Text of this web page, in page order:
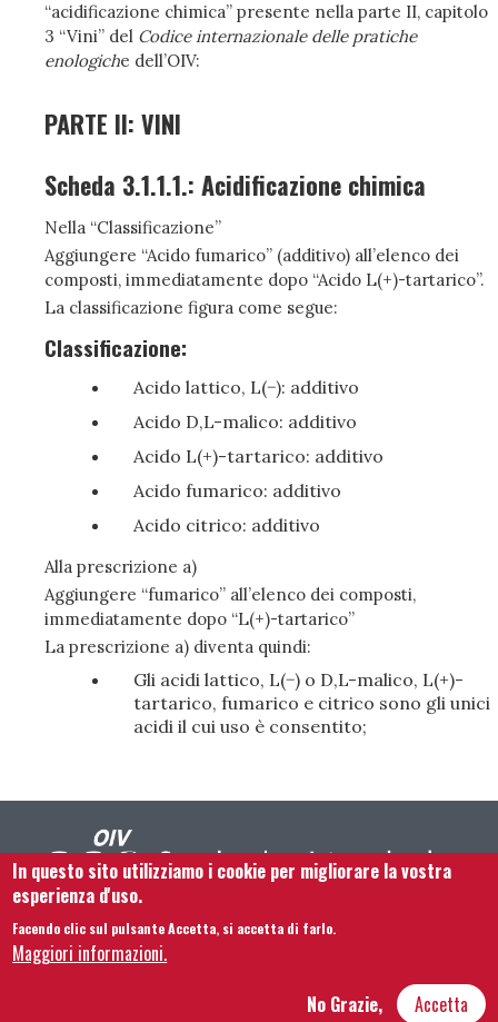
“acidificazione chimica” presente nella parte II, capitolo
3 “Vini” del Codice internazionale delle pratiche
enologiche dell’OIV:
PARTE II: VINI
Scheda 3.1.1.1.: Acidificazione chimica
Nella “Classificazione”
Aggiungere “Acido fumarico” (additivo) all’elenco dei
composti, immediatamente dopo “Acido L(+)-tartarico”.
La classificazione figura come segue:
Classificazione:
Acido lattico, L(−): additivo
Acido D,L-malico: additivo
Acido L(+)-tartarico: additivo
Acido fumarico: additivo
Acido citrico: additivo
Alla prescrizione a)
Aggiungere “fumarico” all’elenco dei composti,
immediatamente dopo “L(+)-tartarico”
La prescrizione a) diventa quindi:
Gli acidi lattico, L(−) o D,L-malico, L(+)-
tartarico, fumarico e citrico sono gli unici
acidi il cui uso è consentito;
Footer menu
Contattaci Note legali
Mappa del sito
In questo sito utilizziamo i cookie per migliorare la vostra
esperienza d'uso.
Facendo clic sul pulsante Accetta, si accetta di farlo.
Maggiori informazioni.
Accetta
No Grazie,